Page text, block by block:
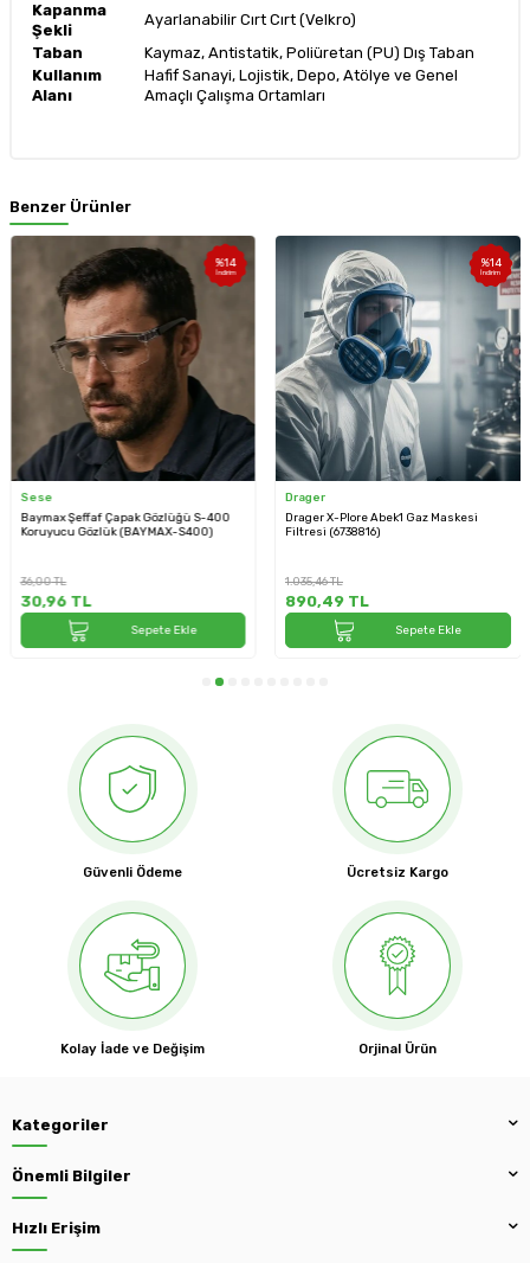
Kapanma
Şekli
Ayarlanabilir Cırt Cırt (Velkro)
Taban
Kaymaz, Antistatik, Poliüretan (PU) Dış Taban
Kullanım
Alanı
Hafif Sanayi, Lojistik, Depo, Atölye ve Genel
Amaçlı Çalışma Ortamları
Benzer Ürünler
%14
İndirim
Sese
Baymax Şeffaf Çapak Gözlüğü S-400
Koruyucu Gözlük (BAYMAX-S400)
36,00TL
30,96TL
Sepete Ekle
%14
İndirim
Drager
Drager X-Plore Abek1 Gaz Maskesi
Filtresi (6738816)
1.035,46TL
890,49TL
Sepete Ekle
Güvenli Ödeme Ücretsiz Kargo
Kolay İade ve Değişim Orjinal Ürün
Kategoriler
Önemli Bilgiler
Hızlı Erişim